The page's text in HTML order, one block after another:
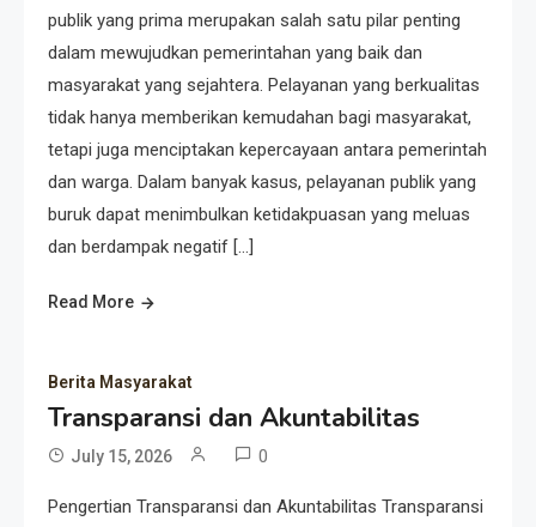
publik yang prima merupakan salah satu pilar penting
dalam mewujudkan pemerintahan yang baik dan
masyarakat yang sejahtera. Pelayanan yang berkualitas
tidak hanya memberikan kemudahan bagi masyarakat,
tetapi juga menciptakan kepercayaan antara pemerintah
dan warga. Dalam banyak kasus, pelayanan publik yang
buruk dapat menimbulkan ketidakpuasan yang meluas
dan berdampak negatif […]
Read More
Berita Masyarakat
Transparansi dan Akuntabilitas
July 15, 2026 0
Pengertian Transparansi dan Akuntabilitas Transparansi